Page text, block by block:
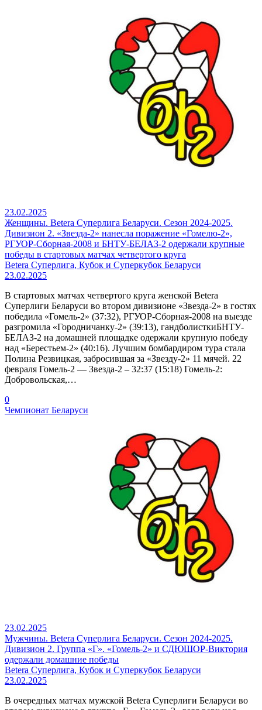
23.02.2025
Женщины. Betera Суперлига Беларуси. Сезон 2024-2025.
Дивизион 2. «Звезда-2» нанесла поражение «Гомелю-2»,
РГУОР-Сборная-2008 и БНТУ-БЕЛАЗ-2 одержали крупные
победы в стартовых матчах четвертого круга
Betera Суперлига, Кубок и Суперкубок Беларуси
23.02.2025
В стартовых матчах четвертого круга женской Betera
Суперлиги Беларуси во втором дивизионе «Звезда-2» в гостях
победила «Гомель-2» (37:32), РГУОР-Сборная-2008 на выезде
разгромила «Городничанку-2» (39:13), гандболисткиБНТУ-
БЕЛАЗ-2 на домашней площадке одержали крупную победу
над «Берестьем-2» (40:16). Лучшим бомбардиром тура стала
Полина Резвицкая, забросившая за «Звезду-2» 11 мячей. 22
февраля Гомель-2 — Звезда-2 – 32:37 (15:18) Гомель-2:
Добровольская,…
0
Чемпионат Беларуси
23.02.2025
Мужчины. Betera Суперлига Беларуси. Сезон 2024-2025.
Дивизион 2. Группа «Г». «Гомель-2» и СДЮШОР-Виктория
одержали домашние победы
Betera Суперлига, Кубок и Суперкубок Беларуси
23.02.2025
В очередных матчах мужской Betera Суперлиги Беларуси во